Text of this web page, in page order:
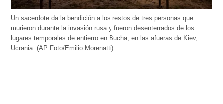
Un sacerdote da la bendición a los restos de tres personas que
murieron durante la invasión rusa y fueron desenterrados de los
lugares temporales de entierro en Bucha, en las afueras de Kiev,
Ucrania. (AP Foto/Emilio Morenatti)